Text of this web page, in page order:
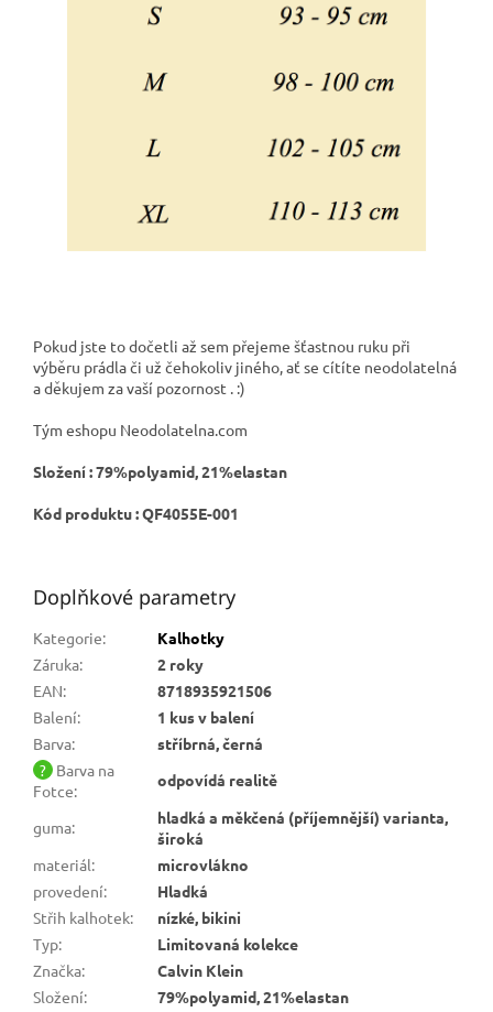
Pokud jste to dočetli až sem přejeme šťastnou ruku při
výběru prádla či už čehokoliv jiného, ať se cítíte neodolatelná
a děkujem za vaší pozornost . :)
Tým eshopu Neodolatelna.com
Složení : 79%polyamid, 21%elastan
Kód produktu : QF4055E-001
Doplňkové parametry
Kategorie:
Kalhotky
Záruka:
2 roky
EAN:
8718935921506
Balení:
1 kus v balení
Barva:
stříbrná, černá
? Barva na
Fotce:
odpovídá realitě
guma:
hladká a měkčená (příjemnější) varianta,
široká
materiál:
microvlákno
provedení:
Hladká
Střih kalhotek:
nízké, bikini
Typ:
Limitovaná kolekce
Značka:
Calvin Klein
Složení:
79%polyamid, 21%elastan